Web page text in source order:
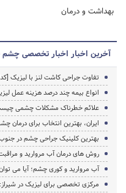
بهداشت و درمان
آخرین اخبار اخبار تخصصی
تفاوت جراحی کاشت لنز با لیزیک
انواع بیمه چند درصد هزینه عمل
علائم خطرناک مشکلات چشمی
ایران، بهترین انتخاب برای درمان
بهترین کلینیک جراحی چشم در
روش های درمان آب مروارید و
آب مروارید و کوری چشم؛ آیا می توان
مرکزی تخصصی برای لیزیک در شیراز: